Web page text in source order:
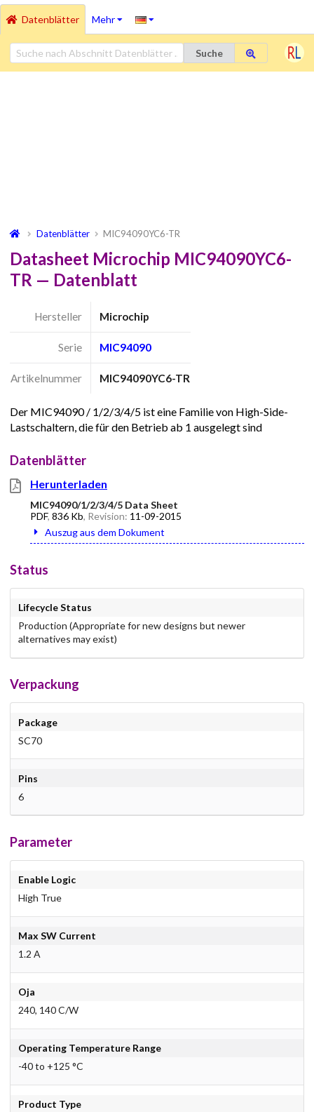
Datenblätter Mehr
Suche
Datenblätter MIC94090YC6-TR
Datasheet Microchip MIC94090YC6-
TR — Datenblatt
Hersteller Microchip
Serie MIC94090
Artikelnummer MIC94090YC6-TR
Der MIC94090 / 1/2/3/4/5 ist eine Familie von High-Side-
Lastschaltern, die für den Betrieb ab 1 ausgelegt sind
Datenblätter
Herunterladen
MIC94090/1/2/3/4/5 Data Sheet
PDF, 836 Kb, Revision: 11-09-2015
Auszug aus dem Dokument
Status
Lifecycle Status
Production (Appropriate for new designs but newer
alternatives may exist)
Verpackung
Package
SC70
Pins
6
Parameter
Enable Logic
High True
Max SW Current
1.2 A
Oja
240, 140 C/W
Operating Temperature Range
-40 to +125 °C
Product Type